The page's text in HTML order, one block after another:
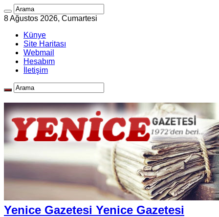
8 Ağustos 2026, Cumartesi
Künye
Site Haritası
Webmail
Hesabım
İletişim
Yenice Gazetesi Yenice Gazetesi